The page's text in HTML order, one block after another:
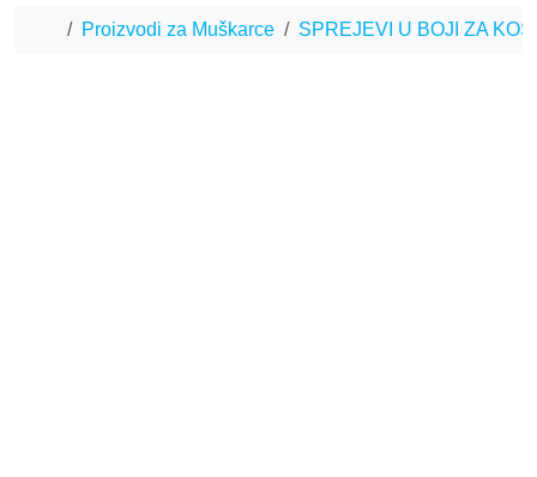
Home
Proizvodi za Muškarce SPREJEVI U BOJI ZA